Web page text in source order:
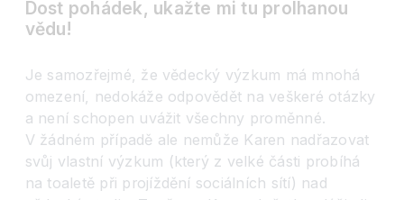
Dost pohádek, ukažte mi tu prolhanou
vědu!
Je samozřejmé, že vědecký výzkum má mnohá
omezení, nedokáže odpovědět na veškeré otázky
a není schopen uvážit všechny proměnné.
V žádném případě ale nemůže Karen nadřazovat
svůj vlastní výzkum (který z velké části probíhá
na toaletě při projíždění sociálních sítí) nad